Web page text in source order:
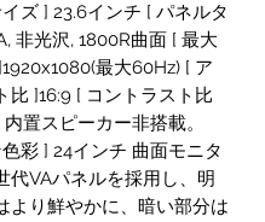
ズ ] 23.6インチ [ パネルタ
非光沢, 1800R曲面 [ 最大
最大60Hz) [ ア
比 ]16:9 [ コントラスト比
内置スピーカー非搭載。
彩 ] 24インチ 曲面モニタ
代VAパネルを採用し、明
より鮮やかに、暗い部分は